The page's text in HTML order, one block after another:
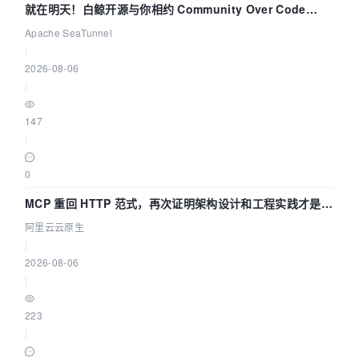
就在明天！白鲸开源与你相约 Community Over Code
Asia 2026 主题演讲！
Apache SeaTunnel
2026-08-06
147
0
MCP 重回 HTTP 范式，再次证明架构设计和工程实践才是稀
缺资源
阿里云云原生
2026-08-06
223